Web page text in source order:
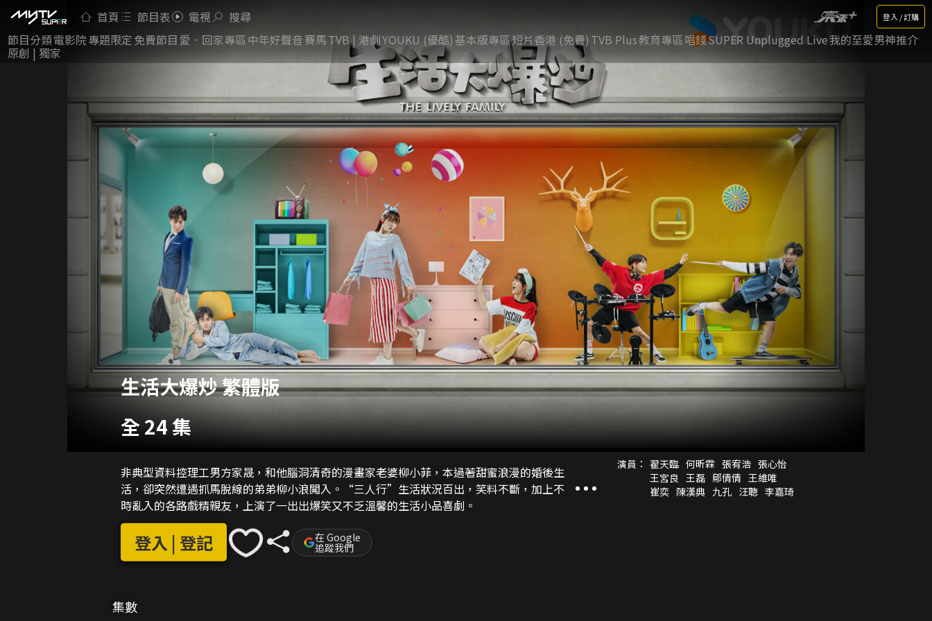
首頁 節目表 電視 搜尋 登入 / 訂購
節目分類電影院專題限定 免費節目 愛．回家專區中年好聲音賽馬TVB | 港劇YOUKU (優酷)基本版專區短片香港 (免費)TVB Plus教育專區唱錢SUPER Unplugged Live我的至愛男神推介
原創 | 獨家
生活大爆炒 繁體版
全 24 集
非典型資料控理工男方家晟，和他腦洞清奇的漫畫家老婆柳小菲，本過著甜蜜浪漫的婚後生
活，卻突然遭遇抓馬脫線的弟弟柳小浪闖入。“三人行”生活狀況百出，笑料不斷，加上不
時亂入的各路戲精親友，上演了一出出爆笑又不乏溫馨的生活小品喜劇。
登入 | 登記 在 Google
追蹤我們
演員： 翟天臨 何昕霖 張宥浩 張心怡
王宮良 王磊 鄔倩倩 王維唯
崔奕 陳漢典 九孔 汪聰 李嘉琦
集數